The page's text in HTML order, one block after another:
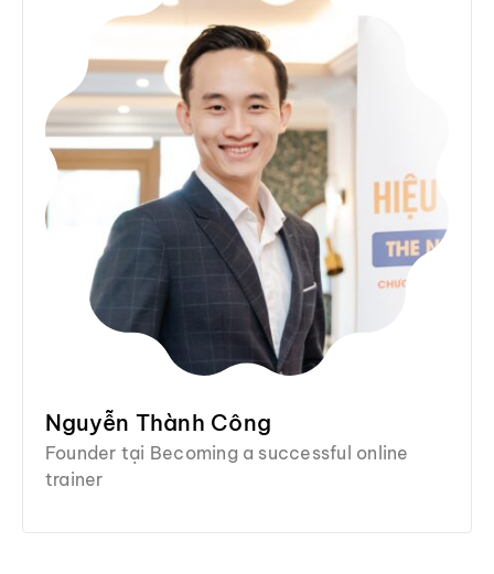
Nguyễn Thành Công
Founder tại Becoming a successful online
trainer